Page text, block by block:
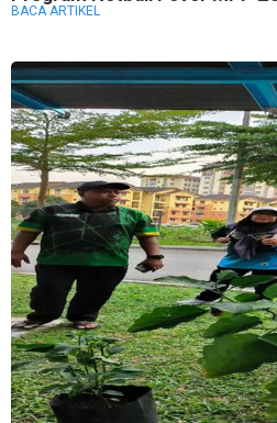
BACA ARTIKEL